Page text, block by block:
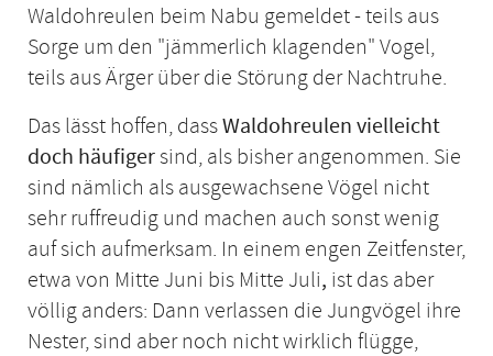
Waldohreulen beim Nabu gemeldet - teils aus
Sorge um den "jämmerlich klagenden" Vogel,
teils aus Ärger über die Störung der Nachtruhe.
Das lässt hoffen, dassWaldohreulen vielleicht
doch häufigersind, als bisher angenommen. Sie
sind nämlich als ausgewachsene Vögel nicht
sehr ruffreudig und machen auch sonst wenig
auf sich aufmerksam. In einem engen Zeitfenster,
etwa von Mitte Juni bis Mitte Juli, ist das aber
völlig anders: Dann verlassen die Jungvögel ihre
Nester, sind aber noch nicht wirklich flügge,